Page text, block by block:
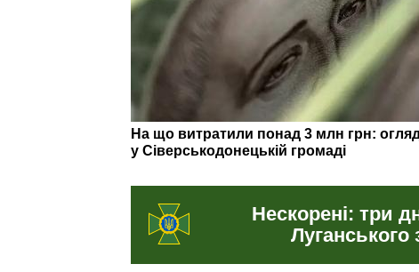
Керівники шкіл, «правоохоронці» та
Луганщини підозрюють у співпраці з рф
Нескорені: три
Луганського